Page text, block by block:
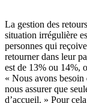
La gestion des
situation irrégulière
personnes qui
retourner dans leur
est de 13% ou 14%,
« Nous avons
nous assurer que
d’accueil. » Pour